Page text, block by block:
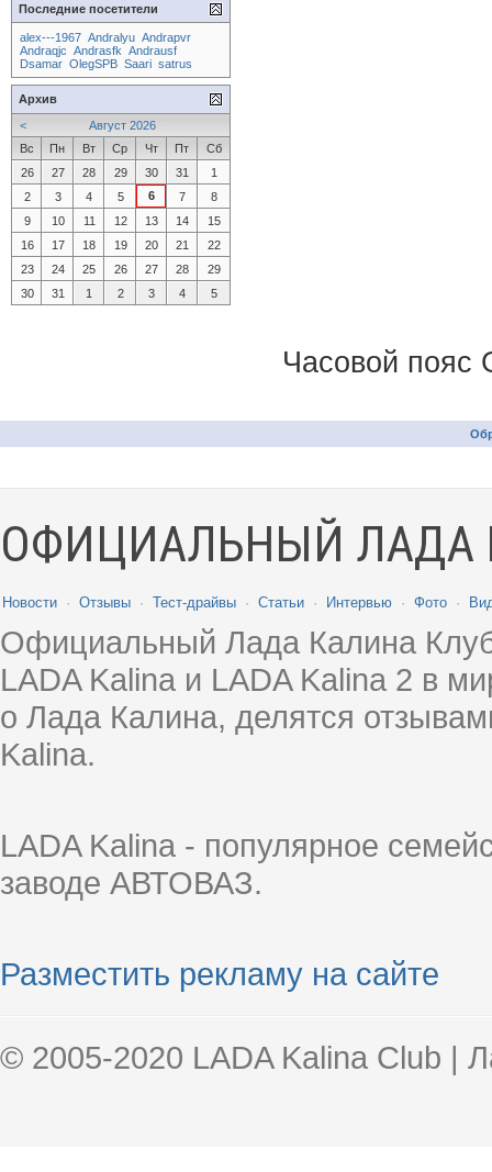
Последние посетители
alex---1967 Andralyu Andrapvr
Andraqjc Andrasfk Andrausf
Dsamar OlegSPB Saari satrus
Архив
<
Август 2026
Вс
Пн Вт Ср Чт Пт
Сб
26
27 28 29 30 31
1
2
3 4 5 6 7
8
9
10 11 12 13 14
15
16
17 18 19 20 21
22
23
24 25 26 27 28
29
30
31 1 2 3 4 5
Часовой пояс
ОФИЦИАЛЬНЫЙ ЛАДА
Новости · Отзывы · Тест-драйвы · Статьи · Интервью · Фото ·
Официальный Лада Калина
LADA Kalina и LADA Kalina 2 в
о Лада Калина, делятся
Kalina.
LADA Kalina - популярное
заводе АВТОВАЗ.
Разместить рекламу на сайте
© 2005-2020 LADA Kalina Club |